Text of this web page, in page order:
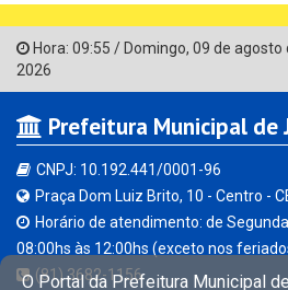
Hora: 09:55 / Domingo, 09 de agosto
2026
Prefeitura Municipal de
CNPJ: 10.192.441/0001-96
Praça Dom Luiz Brito, 10 - Centro -
Horário de atendimento: de
08:00hs às 12:00hs (exceto nos
(81) 3682-1156
O Portal da Prefeitura Municipal de